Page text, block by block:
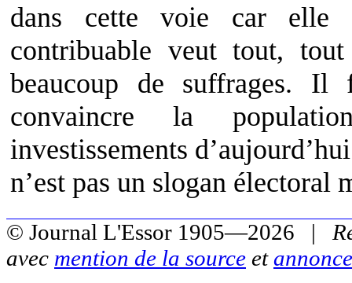
dans cette voie car elle
contribuable veut tout,
beaucoup de suffrages.
convaincre la
investissements
n’est pas un slogan électoral
© Journal L'Essor 1905—2026 |
avec mention de la source et